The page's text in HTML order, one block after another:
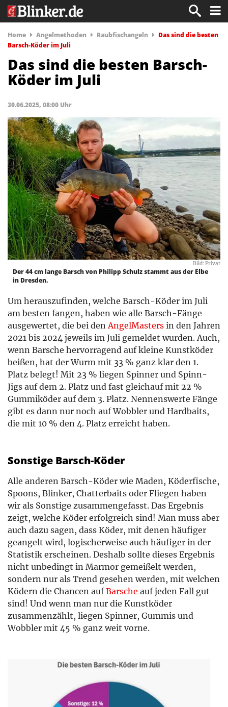
Home Angelmethoden Raubfischangeln
Das sind die besten
Barsch-Köder im Juli
Das sind die besten Barsch-
Köder im Juli
30.06.2025, 08:00 Uhr
Bild: Privat
Der 44 cm lange Barsch von Philipp Schulz stammt aus der Elbe
in Dresden.
Um herauszufinden, welche Barsch-Köder im Juli
am besten fangen, haben wie alle Barsch-Fänge
ausgewertet, die bei den AngelMasters in den Jahren
2021 bis 2024 jeweils im Juli gemeldet wurden. Auch,
wenn Barsche hervorragend auf kleine Kunstköder
beißen, hat der Wurm mit 33 % ganz klar den 1.
Platz belegt! Mit 23 % liegen Spinner und Spinn-
Jigs auf dem 2. Platz und fast gleichauf mit 22 %
Gummiköder auf dem 3. Platz. Nennenswerte Fänge
gibt es dann nur noch auf Wobbler und Hardbaits,
die mit 10 % den 4. Platz erreicht haben.
Sonstige Barsch-Köder
Alle anderen Barsch-Köder wie Maden, Köderfische,
Spoons, Blinker, Chatterbaits oder Fliegen haben
wir als Sonstige zusammengefasst. Das Ergebnis
zeigt, welche Köder erfolgreich sind! Man muss aber
auch dazu sagen, dass Köder, mit denen häufiger
geangelt wird, logischerweise auch häufiger in der
Statistik erscheinen. Deshalb sollte dieses Ergebnis
nicht unbedingt in Marmor gemeißelt werden,
sondern nur als Trend gesehen werden, mit welchen
Ködern die Chancen aufBarsche auf jeden Fall gut
sind! Und wenn man nur die Kunstköder
zusammenzählt, liegen Spinner, Gummis und
Wobbler mit 45 % ganz weit vorne.